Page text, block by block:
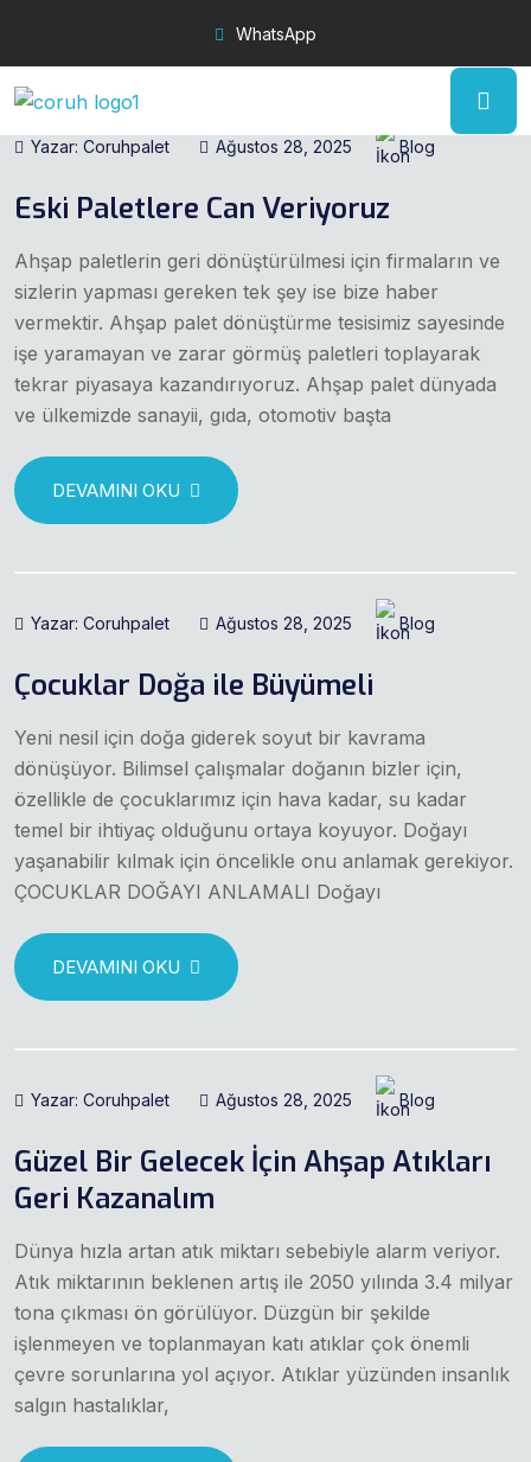
WhatsApp
Yazar: Coruhpalet Ağustos 28, 2025 Blog
Eski Paletlere Can Veriyoruz
Ahşap paletlerin geri dönüştürülmesi için firmaların ve
sizlerin yapması gereken tek şey ise bize haber
vermektir. Ahşap palet dönüştürme tesisimiz sayesinde
işe yaramayan ve zarar görmüş paletleri toplayarak
tekrar piyasaya kazandırıyoruz. Ahşap palet dünyada
ve ülkemizde sanayii, gıda, otomotiv başta
DEVAMINI OKU
Yazar: Coruhpalet Ağustos 28, 2025 Blog
Çocuklar Doğa ile Büyümeli
Yeni nesil için doğa giderek soyut bir kavrama
dönüşüyor. Bilimsel çalışmalar doğanın bizler için,
özellikle de çocuklarımız için hava kadar, su kadar
temel bir ihtiyaç olduğunu ortaya koyuyor. Doğayı
yaşanabilir kılmak için öncelikle onu anlamak gerekiyor.
ÇOCUKLAR DOĞAYI ANLAMALI Doğayı
DEVAMINI OKU
Yazar: Coruhpalet Ağustos 28, 2025 Blog
Güzel Bir Gelecek İçin Ahşap Atıkları
Geri Kazanalım
Dünya hızla artan atık miktarı sebebiyle alarm veriyor.
Atık miktarının beklenen artış ile 2050 yılında 3.4 milyar
tona çıkması ön görülüyor. Düzgün bir şekilde
işlenmeyen ve toplanmayan katı atıklar çok önemli
çevre sorunlarına yol açıyor. Atıklar yüzünden insanlık
salgın hastalıklar,